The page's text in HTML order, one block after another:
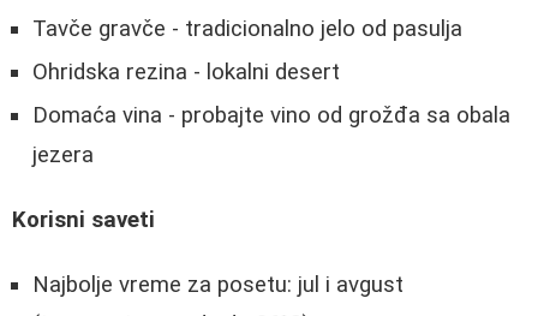
Tavče gravče - tradicionalno jelo od pasulja
Ohridska rezina - lokalni desert
Domaća vina - probajte vino od grožđa sa obala
jezera
Korisni saveti
Najbolje vreme za posetu: jul i avgust